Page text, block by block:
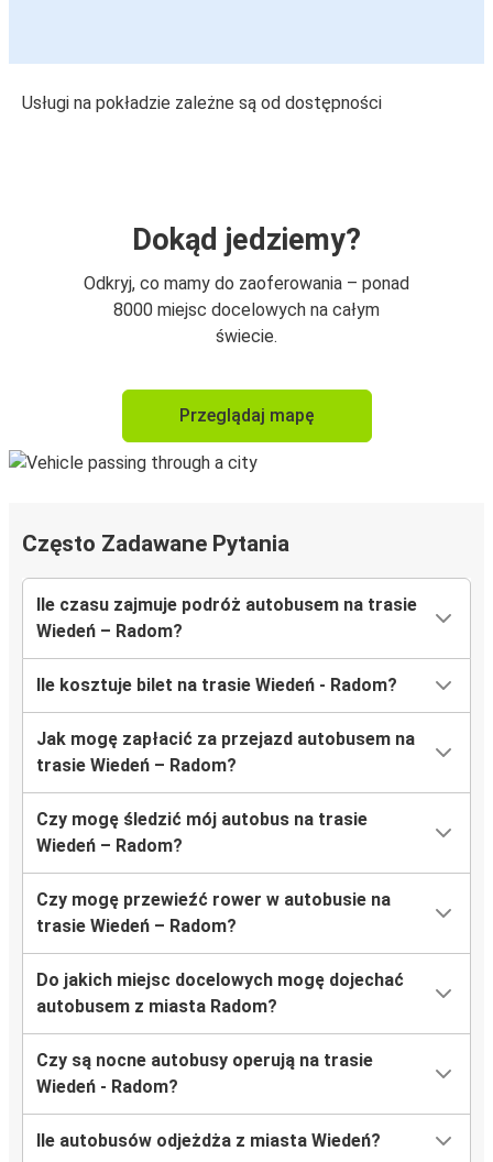
Usługi na pokładzie zależne są od dostępności
Dokąd jedziemy?
Odkryj, co mamy do zaoferowania – ponad
8000 miejsc docelowych na całym
świecie.
Przeglądaj mapę
Często Zadawane Pytania
Ile czasu zajmuje podróż autobusem na trasie
Wiedeń – Radom?
Ile kosztuje bilet na trasie Wiedeń - Radom?
Jak mogę zapłacić za przejazd autobusem na
trasie Wiedeń – Radom?
Czy mogę śledzić mój autobus na trasie
Wiedeń – Radom?
Czy mogę przewieźć rower w autobusie na
trasie Wiedeń – Radom?
Do jakich miejsc docelowych mogę dojechać
autobusem z miasta Radom?
Czy są nocne autobusy operują na trasie
Wiedeń - Radom?
Ile autobusów odjeżdża z miasta Wiedeń?